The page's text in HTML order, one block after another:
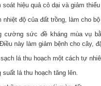
soát hiệu quả cỏ dại và giảm
nhiệt độ của đất trồng, làm cho
cường sức đề kháng mùa vụ
này làm giảm bệnh cho cây,
lá thu hoạch một cách tự
suất lá thu hoạch tăng lên.